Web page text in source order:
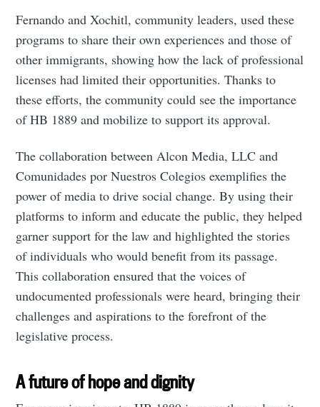
Fernando and Xochitl, community leaders, used these
programs to share their own experiences and those of
other immigrants, showing how the lack of professional
licenses had limited their opportunities. Thanks to
these efforts, the community could see the importance
of HB 1889 and mobilize to support its approval.
The collaboration between Alcon Media, LLC and
Comunidades por Nuestros Colegios exemplifies the
power of media to drive social change. By using their
platforms to inform and educate the public, they helped
garner support for the law and highlighted the stories
of individuals who would benefit from its passage.
This collaboration ensured that the voices of
undocumented professionals were heard, bringing their
challenges and aspirations to the forefront of the
legislative process.
A future of hope and dignity